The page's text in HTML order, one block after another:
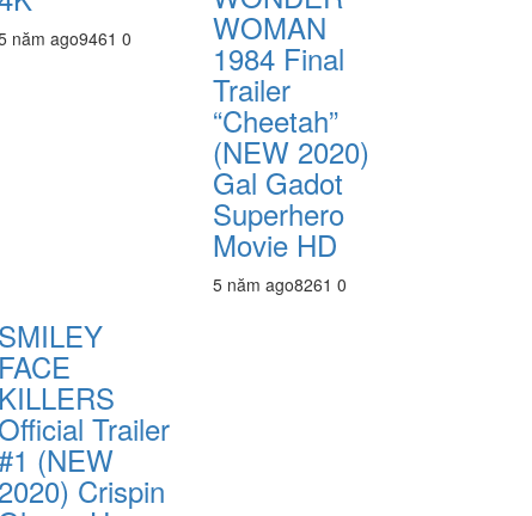
năm ago9461 0 WOMAN
1984 Final
Trailer
“Cheetah”
(NEW 2020)
Gal Gadot
Superhero
Movie HD
5 năm ago8261 0
SMILEY
FACE
KILLERS
Official Trailer
(NEW
Crispin